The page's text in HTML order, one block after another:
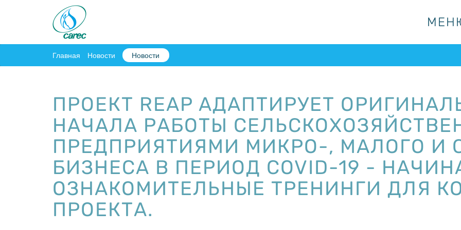
Главная Новости Новости
ПРОЕКТ REAP АДАПТИРУЕТ
НАЧАЛА РАБОТЫ
ПРЕДПРИЯТИЯМИ МИКРО-, МАЛОГО И
БИЗНЕСА В ПЕРИОД COVID-19 -
ОЗНАКОМИТЕЛЬНЫЕ ТРЕНИНГИ ДЛЯ
ПРОЕКТА.